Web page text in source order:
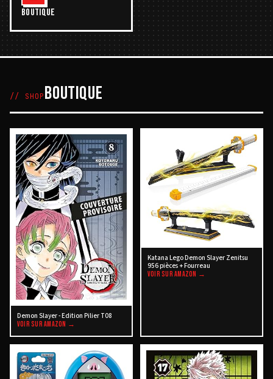
BOUTIQUE
// SHOPBOUTIQUE
Demon Slayer - Edition Pilier T08
VOIR SUR AMAZON →
Katana Lego Demon Slayer Zenitsu
956 pièces + Fourreau
VOIR SUR AMAZON →